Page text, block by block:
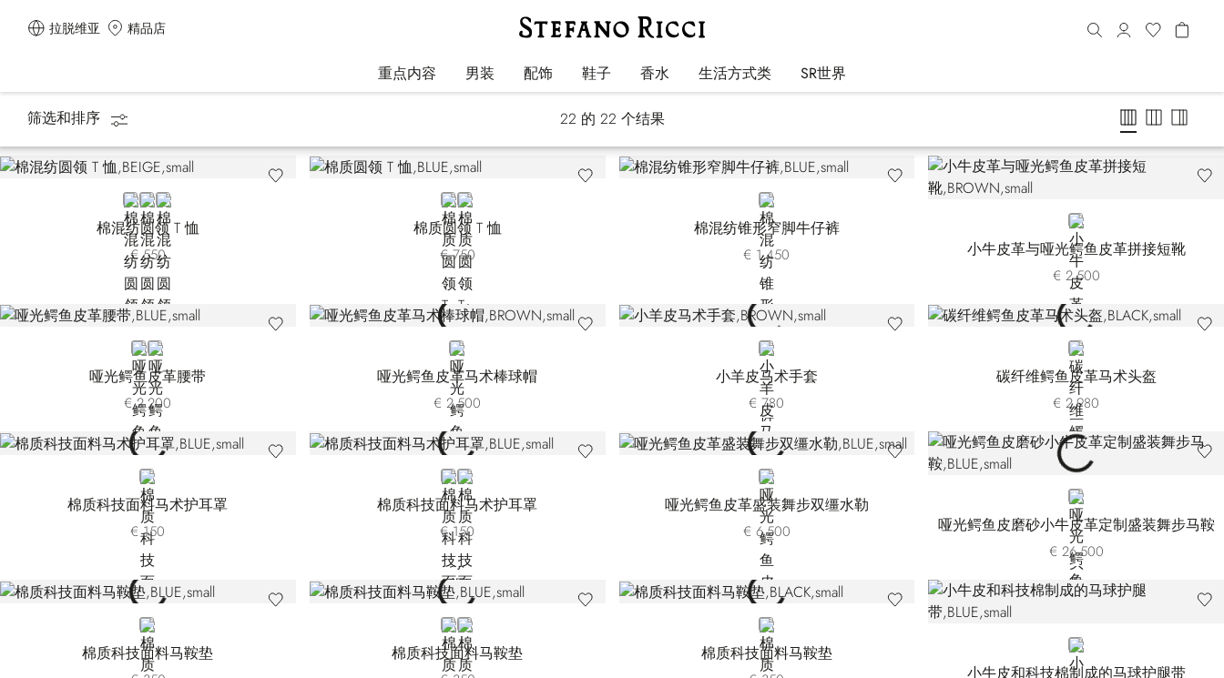
拉脱维亚 精品店
重点内容 男装 配饰 鞋子 香水 生活方式类 SR世界
主页 生活方式类
马术系列
筛选和排序 22 的 22 个结果
BEIGE
BLACKWHITE
棉混纺圆领 T 恤
€ 550
BLUEBLACK
棉质圆领 T 恤
€ 750
BLUE
棉混纺锥形窄脚牛仔裤
€ 1.450
BROWN
小牛皮革与哑光鳄鱼皮革拼接短靴
€ 2.500
BLUEBROWN
哑光鳄鱼皮革腰带
€ 2.200
BROWN
哑光鳄鱼皮革马术棒球帽
€ 2.500
BROWN
小羊皮马术手套
€ 780
BLACK
碳纤维鳄鱼皮革马术头盔
€ 2.980
BLUE
棉质科技面料马术护耳罩
€ 150
BLUEBLACK
棉质科技面料马术护耳罩
€ 150
BLUE
哑光鳄鱼皮革盛装舞步双缰水勒
€ 6.500
BLUE
哑光鳄鱼皮磨砂小牛皮革定制盛装舞步马鞍
€ 26.500
BLUE
棉质科技面料马鞍垫
BLUEBLACK
棉质科技面料马鞍垫
BLACK
棉质科技面料马鞍垫
BLUE
小牛皮和科技棉制成的马球护腿带